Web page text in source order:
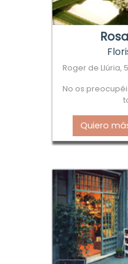
Roger de Llúria,
No os
Quiero